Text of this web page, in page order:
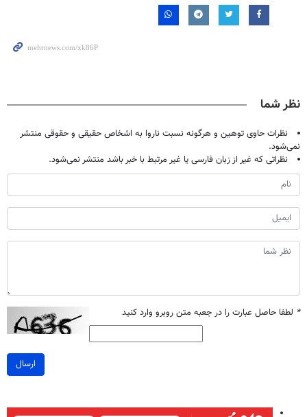
نظر شما
نظرات حاوی توهین و هرگونه نسبت ناروا به اشخاص حقیقی و حقوقی منتشر
نمی‌شود.
نظراتی که غیر از زبان فارسی یا غیر مرتبط با خبر باشد منتشر نمی‌شود.
* لطفا حاصل عبارت را در جعبه متن روبرو وارد کنید
ارسال